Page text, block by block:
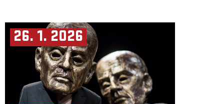
26. 1. 2026